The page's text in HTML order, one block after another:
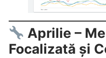
Aprilie –
Focalizată și